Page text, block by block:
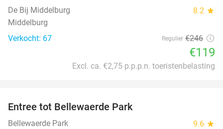
De Bij Middelburg 8.2 star
Middelburg
Verkocht: 67
Regulier €246
€119
Excl. ca. €2,75 p.p.p.n. toeristenbelasting
Entree tot Bellewaerde Park
Bellewaerde Park 9.6 star